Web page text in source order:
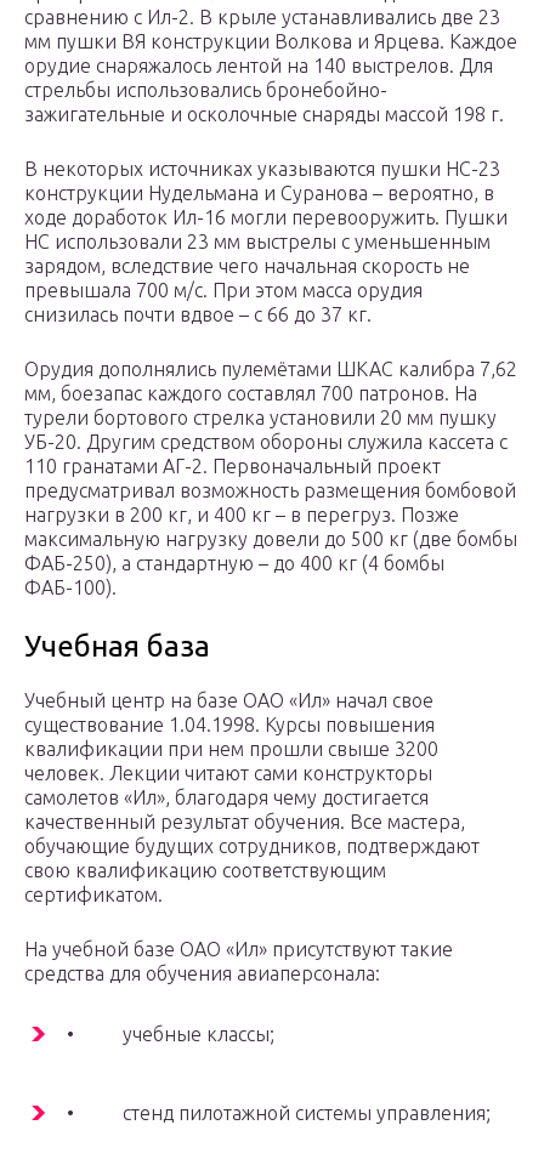
сравнению с Ил-2. В крыле устанавливались две 23
мм пушки ВЯ конструкции Волкова и Ярцева. Каждое
орудие снаряжалось лентой на 140 выстрелов. Для
стрельбы использовались бронебойно-
зажигательные и осколочные снаряды массой 198 г.
В некоторых источниках указываются пушки НС-23
конструкции Нудельмана и Суранова – вероятно, в
ходе доработок Ил-16 могли перевооружить. Пушки
НС использовали 23 мм выстрелы с уменьшенным
зарядом, вследствие чего начальная скорость не
превышала 700 м/с. При этом масса орудия
снизилась почти вдвое – с 66 до 37 кг.
Орудия дополнялись пулемётами ШКАС калибра 7,62
мм, боезапас каждого составлял 700 патронов. На
турели бортового стрелка установили 20 мм пушку
УБ-20. Другим средством обороны служила кассета с
110 гранатами АГ-2. Первоначальный проект
предусматривал возможность размещения бомбовой
нагрузки в 200 кг, и 400 кг – в перегруз. Позже
максимальную нагрузку довели до 500 кг (две бомбы
ФАБ-250), а стандартную – до 400 кг (4 бомбы
ФАБ-100).
Учебная база
Учебный центр на базе ОАО «Ил» начал свое
существование 1.04.1998. Курсы повышения
квалификации при нем прошли свыше 3200
человек. Лекции читают сами конструкторы
самолетов «Ил», благодаря чему достигается
качественный результат обучения. Все мастера,
обучающие будущих сотрудников, подтверждают
свою квалификацию соответствующим
сертификатом.
На учебной базе ОАО «Ил» присутствуют такие
средства для обучения авиаперсонала:
• учебные классы;
• стенд пилотажной системы управления;